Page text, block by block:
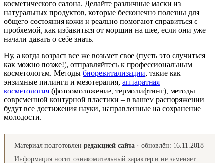
косметического салона. Делайте различные маски из
натуральных продуктов, которые бесконечно полезны для
общего состояния кожи и реально помогают справиться с
проблемой, как избавиться от морщин на шее, если они уже
начали давать о себе знать.
Ну, а когда возраст все же возьмет свое (пусть это случиться
как можно позже!), отправляйтесь к профессиональным
косметологам. Методы биоревитализации, такие как
энзимные пилинги и мезотерапия, аппаратная
косметология (фотоомоложение, термолифтинг), методы
современной контурной пластики – в вашем распоряжении
будут все достижения науки, направленные на сохранение
молодости.
Материал подготовлен редакцией сайта · обновлён: 16.11.2018
Информация носит ознакомительный характер и не заменяет